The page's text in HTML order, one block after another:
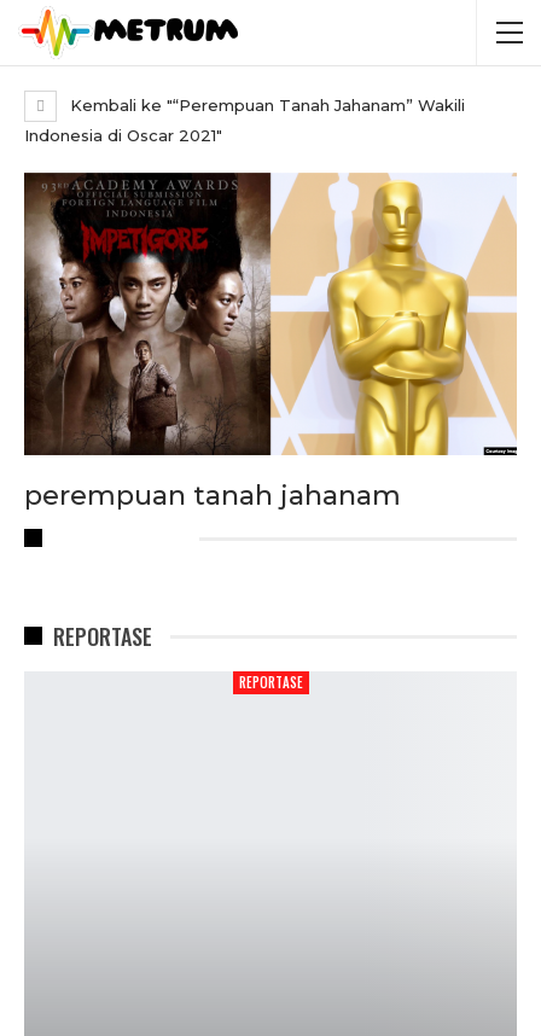
Kembali ke "“Perempuan Tanah Jahanam” Wakili
Indonesia di Oscar 2021"
perempuan tanah jahanam
REPORTASE
REPORTASE